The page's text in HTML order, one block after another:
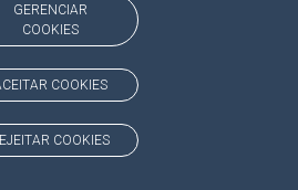
GERENCIAR
COOKIES
COOKIES
COOKIES
DE SAÚDE DE MS
INDUSTRIA E COMERCIO DE
LTDA, ROBSON YUTAKA